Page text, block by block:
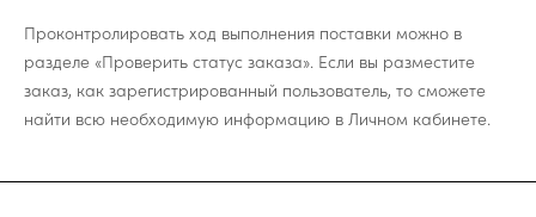
Проконтролировать ход выполнения поставки можно в
разделе «Проверить статус заказа». Если вы разместите
заказ, как зарегистрированный пользователь, то сможете
найти всю необходимую информацию в Личном кабинете.